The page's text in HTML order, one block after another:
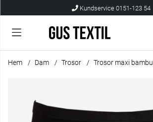
Kundservice 0151-123 54
Hem Dam Trosor Trosor maxi bambu